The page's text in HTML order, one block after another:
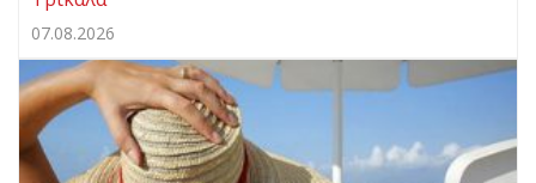
07.08.2026